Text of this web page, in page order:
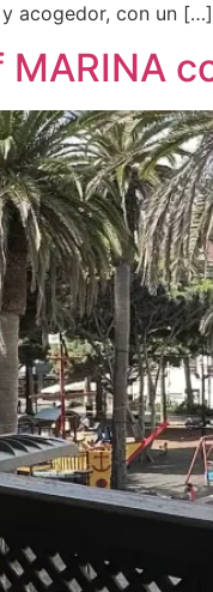
acogedor, con un […]
MARINA